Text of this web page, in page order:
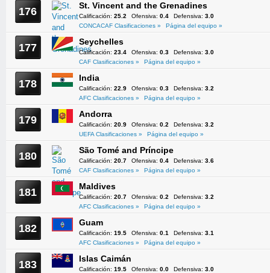
176 St. Vincent and the Grenadines
Calificación: 25.2 Ofensiva: 0.4 Defensiva: 3.0
CONCACAF Clasificaciones »
Página del equipo »
177 Seychelles
Calificación: 23.4 Ofensiva: 0.3 Defensiva: 3.0
CAF Clasificaciones »
Página del equipo »
178 India
Calificación: 22.9 Ofensiva: 0.3 Defensiva: 3.2
AFC Clasificaciones »
Página del equipo »
179 Andorra
Calificación: 20.9 Ofensiva: 0.2 Defensiva: 3.2
UEFA Clasificaciones »
Página del equipo »
180 São Tomé and Príncipe
Calificación: 20.7 Ofensiva: 0.4 Defensiva: 3.6
CAF Clasificaciones »
Página del equipo »
181 Maldives
Calificación: 20.7 Ofensiva: 0.2 Defensiva: 3.2
AFC Clasificaciones »
Página del equipo »
182 Guam
Calificación: 19.5 Ofensiva: 0.1 Defensiva: 3.1
AFC Clasificaciones »
Página del equipo »
183 Islas Caimán
Calificación: 19.5 Ofensiva: 0.0 Defensiva: 3.0